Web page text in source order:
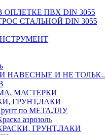
ОПЛЕТКЕ ПВХ DIN 3055
СТАЛЬНОЙ DIN 3055
НАВЕСНЫЕ И НЕ ТОЛЬК..
МАСТЕРКИ
ГРУНТ,ЛАКИ
по МЕТАЛЛУ
аэрозоль
ГРУНТ,ЛАКИ